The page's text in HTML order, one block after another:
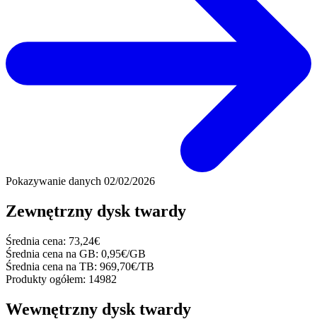
Pokazywanie danych 02/02/2026
Zewnętrzny dysk twardy
Średnia cena: 73,24€
Średnia cena na GB: 0,95€/GB
Średnia cena na TB: 969,70€/TB
Produkty ogółem: 14982
Wewnętrzny dysk twardy